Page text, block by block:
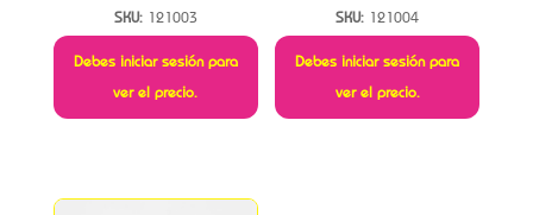
SKU: 121003
Debes iniciar sesión para
ver el precio.
SKU: 121004
Debes iniciar sesión para
ver el precio.